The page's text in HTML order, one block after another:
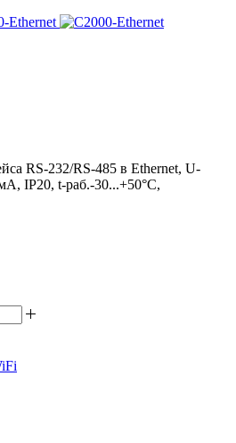
RS-232/RS-485 в Ethernet, U-
IP20, t-раб.-30...+50°С,